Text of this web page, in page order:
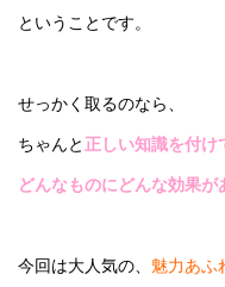
ということです。
せっかく取るのなら、
ちゃんと 正しい知識を付け
どんなものにどんな効果が
今回は大人気の、 魅力あふ